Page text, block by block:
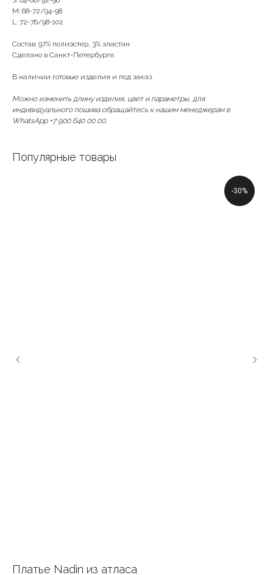
M: 68-72/94-98
L: 72-76/98-102
Состав: 97% полиэстер, 3% эластан
Сделано в Санкт-Петербурге.
В наличии готовые изделия и под заказ.
Можно изменить длину изделия, цвет и параметры, для
индивидуального пошива обращайтесь к нашим менеджерам в
WhatsApp +7 900 640 00 00.
Популярные товары
-30%
Платье Nadin из атласа